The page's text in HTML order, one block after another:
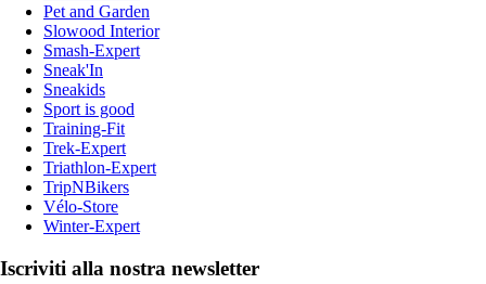
Pet and Garden
Slowood Interior
Smash-Expert
Sneak'In
Sneakids
Sport is good
Training-Fit
Trek-Expert
Triathlon-Expert
TripNBikers
Vélo-Store
Winter-Expert
Iscriviti alla nostra newsletter